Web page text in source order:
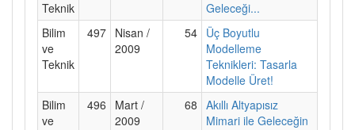
Teknik
Geleceği...
Bilim
ve
Teknik
497 Nisan /
2009
54 Üç Boyutlu
Modelleme
Teknikleri: Tasarla
Modelle Üret!
Bilim
ve
496
Mart /
2009
68 Akıllı Altyapısız
Mimari ile Geleceğin